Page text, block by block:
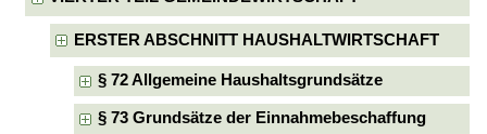
ERSTER ABSCHNITT HAUSHALTWIRTSCHAFT
§ 72 Allgemeine Haushaltsgrundsätze
§ 73 Grundsätze der Einnahmebeschaffung